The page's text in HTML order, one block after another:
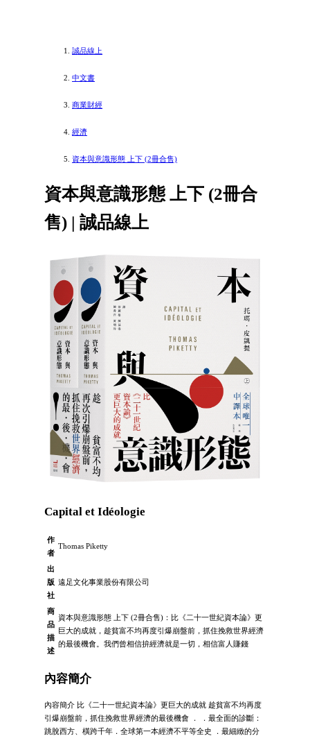
誠品線上
中文書
商業財經
經濟
資本與意識形態 上下 (2冊合售)
資本與意識形態 上下 (2冊合
售) | 誠品線上
Capital et Idéologie
作
者
Thomas Piketty
出
版
社
遠足文化事業股份有限公司
商
品
描
述
資本與意識形態 上下 (2冊合售)：比《二十一世紀資本論》更
巨大的成就，趁貧富不均再度引爆崩盤前，抓住挽救世界經濟
的最後機會。我們曾相信拚經濟就是一切，相信富人賺錢
內容簡介
內容簡介 比《二十一世紀資本論》更巨大的成就 趁貧富不均再度
引爆崩盤前，抓住挽救世界經濟的最後機會 ． ．最全面的診斷：
跳脫西方、橫跨千年．全球第一本經濟不平等全史 ．最細緻的分